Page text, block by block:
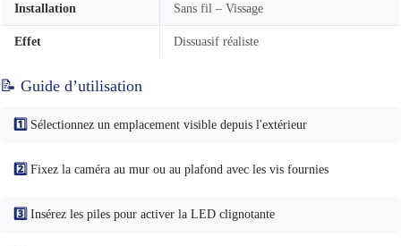
Installation Sans fil – Vissage
Effet Dissuasif réaliste
📝 Guide d’utilisation
1️⃣ Sélectionnez un emplacement visible depuis l'extérieur
2️⃣ Fixez la caméra au mur ou au plafond avec les vis fournies
3️⃣ Insérez les piles pour activer la LED clignotante